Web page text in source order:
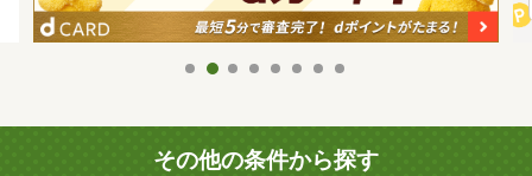
その他の条件から探す